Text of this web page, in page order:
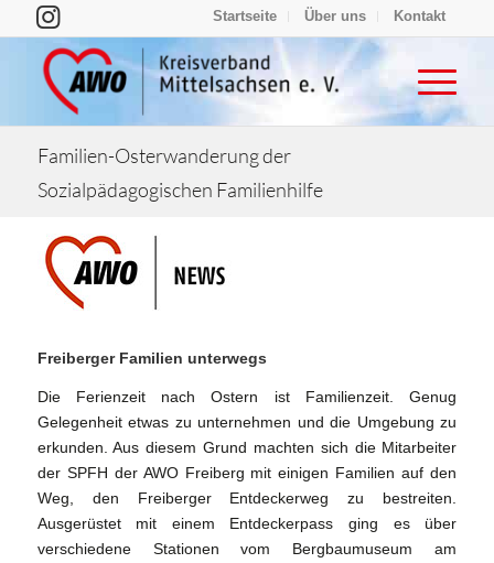
Startseite Über uns Kontakt
Familien-Osterwanderung der
Sozialpädagogischen Familienhilfe
Freiberger Familien unterwegs
Die Ferienzeit nach Ostern ist Familienzeit. Genug
Gelegenheit etwas zu unternehmen und die Umgebung zu
erkunden. Aus diesem Grund machten sich die Mitarbeiter
der SPFH der AWO Freiberg mit einigen Familien auf den
Weg, den Freiberger Entdeckerweg zu bestreiten.
Ausgerüstet mit einem Entdeckerpass ging es über
verschiedene Stationen vom Bergbaumuseum am